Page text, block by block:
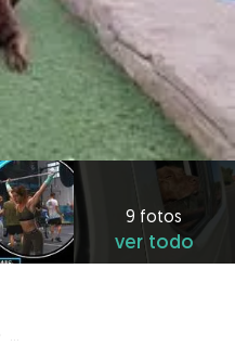
9 fotos
ver todo